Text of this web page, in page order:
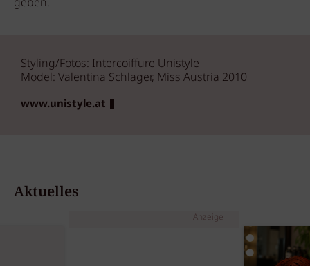
Styling/Fotos: Intercoiffure Unistyle
Model: Valentina Schlager, Miss Austria 2010
www.unistyle.at
Aktuelles
Anzeige